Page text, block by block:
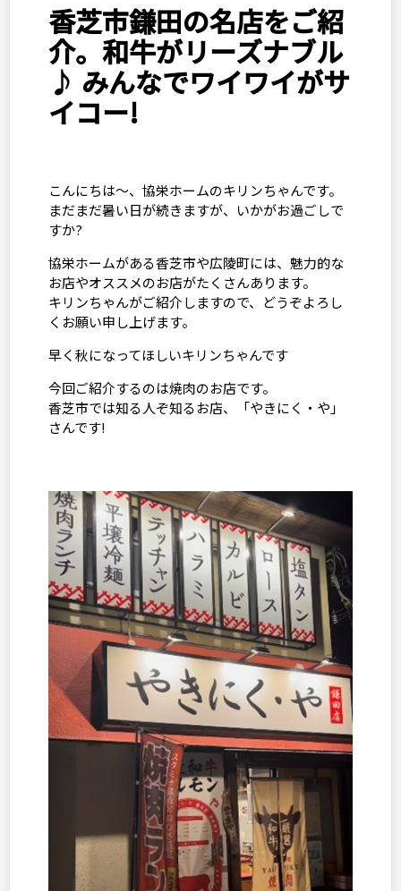
香芝市鎌田の名店をご紹
介。和牛がリーズナブル
♪ みんなでワイワイがサ
イコー!
こんにちは～、協栄ホームのキリンちゃんです。
まだまだ暑い日が続きますが、いかがお過ごしで
すか?
協栄ホームがある香芝市や広陵町には、魅力的な
お店やオススメのお店がたくさんあります。
キリンちゃんがご紹介しますので、どうぞよろし
くお願い申し上げます。
早く秋になってほしいキリンちゃんです
今回ご紹介するのは焼肉のお店です。
香芝市では知る人ぞ知るお店、「やきにく・や」
さんです!